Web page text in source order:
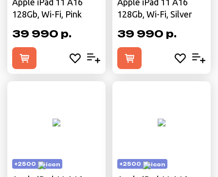
Apple iPad 11 A16
128Gb, Wi-Fi, Pink
39 990 р.
Apple iPad 11 A16
128Gb, Wi-Fi, Silver
39 990 р.
+2500 +2500